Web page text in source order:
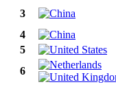
3
4
5
6